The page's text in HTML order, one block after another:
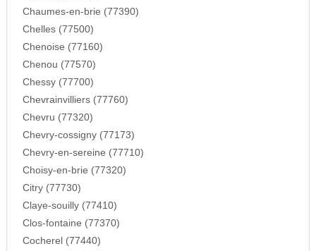
Chaumes-en-brie (77390)
Chelles (77500)
Chenoise (77160)
Chenou (77570)
Chessy (77700)
Chevrainvilliers (77760)
Chevru (77320)
Chevry-cossigny (77173)
Chevry-en-sereine (77710)
Choisy-en-brie (77320)
Citry (77730)
Claye-souilly (77410)
Clos-fontaine (77370)
Cocherel (77440)